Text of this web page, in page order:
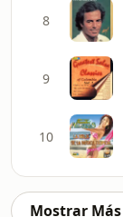
8
9
10
Mostrar Más